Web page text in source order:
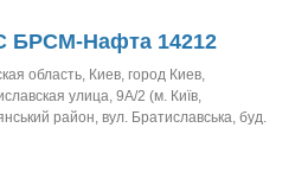
БРСМ-Нафта 14212
область, Киев, город Киев,
улица, 9А/2 (м. Київ,
район, вул. Братиславська, буд.